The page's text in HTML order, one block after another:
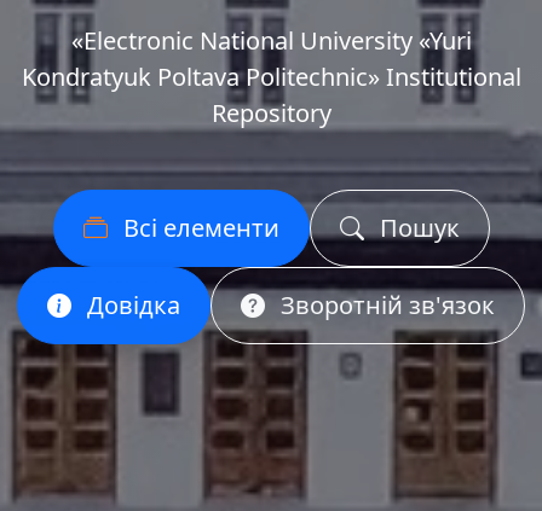
«Еlectronic National University «Yuri
Kondratyuk Poltava Politechnic» Institutional
Repository
Всі елементи Пошук
Довідка Зворотній зв'язок